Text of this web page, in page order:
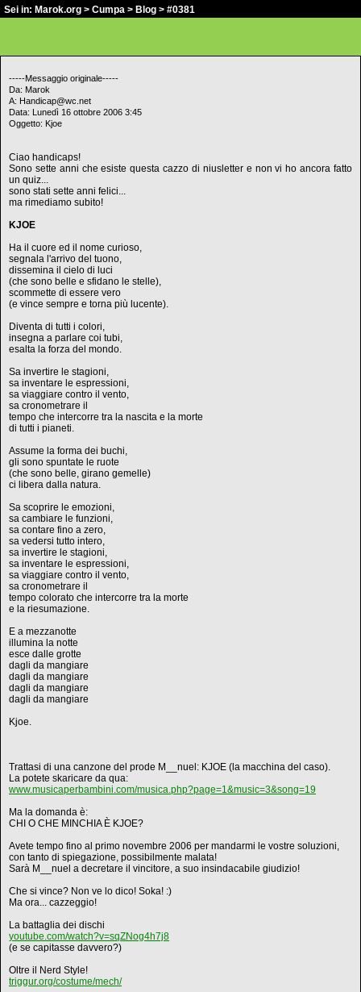
Sei in: Marok.org > Cumpa > Blog > #0381
-----Messaggio originale-----
Da: Marok
A: Handicap@wc.net
Data: Lunedì 16 ottobre 2006 3:45
Oggetto: Kjoe
Ciao handicaps!
Sono sette anni che esiste questa cazzo di niusletter e non vi ho ancora fatto
un quiz...
sono stati sette anni felici...
ma rimediamo subito!
KJOE
Ha il cuore ed il nome curioso,
segnala l'arrivo del tuono,
dissemina il cielo di luci
(che sono belle e sfidano le stelle),
scommette di essere vero
(e vince sempre e torna più lucente).
Diventa di tutti i colori,
insegna a parlare coi tubi,
esalta la forza del mondo.
Sa invertire le stagioni,
sa inventare le espressioni,
sa viaggiare contro il vento,
sa cronometrare il
tempo che intercorre tra la nascita e la morte
di tutti i pianeti.
Assume la forma dei buchi,
gli sono spuntate le ruote
(che sono belle, girano gemelle)
ci libera dalla natura.
Sa scoprire le emozioni,
sa cambiare le funzioni,
sa contare fino a zero,
sa vedersi tutto intero,
sa invertire le stagioni,
sa inventare le espressioni,
sa viaggiare contro il vento,
sa cronometrare il
tempo colorato che intercorre tra la morte
e la riesumazione.
E a mezzanotte
illumina la notte
esce dalle grotte
dagli da mangiare
dagli da mangiare
dagli da mangiare
dagli da mangiare
Kjoe.
Trattasi di una canzone del prode M__nuel: KJOE (la macchina del caso).
La potete skaricare da qua:
www.musicaperbambini.com/musica.php?page=1&music=3&song=19
Ma la domanda è:
CHI O CHE MINCHIA È KJOE?
Avete tempo fino al primo novembre 2006 per mandarmi le vostre soluzioni,
con tanto di spiegazione, possibilmente malata!
Sarà M__nuel a decretare il vincitore, a suo insindacabile giudizio!
Che si vince? Non ve lo dico! Soka! :)
Ma ora... cazzeggio!
La battaglia dei dischi
youtube.com/watch?v=sqZNog4h7j8
(e se capitasse davvero?)
Oltre il Nerd Style!
triggur.org/costume/mech/